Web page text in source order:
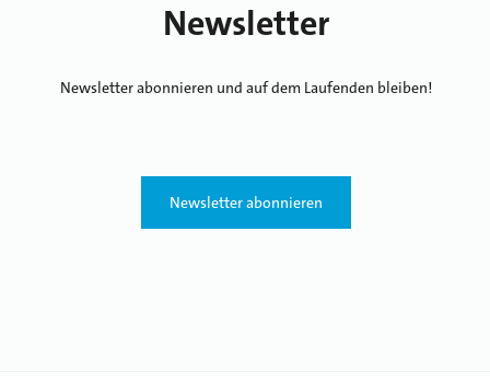
Newsletter
Newsletter abonnieren und auf dem Laufenden bleiben!
Newsletter abonnieren